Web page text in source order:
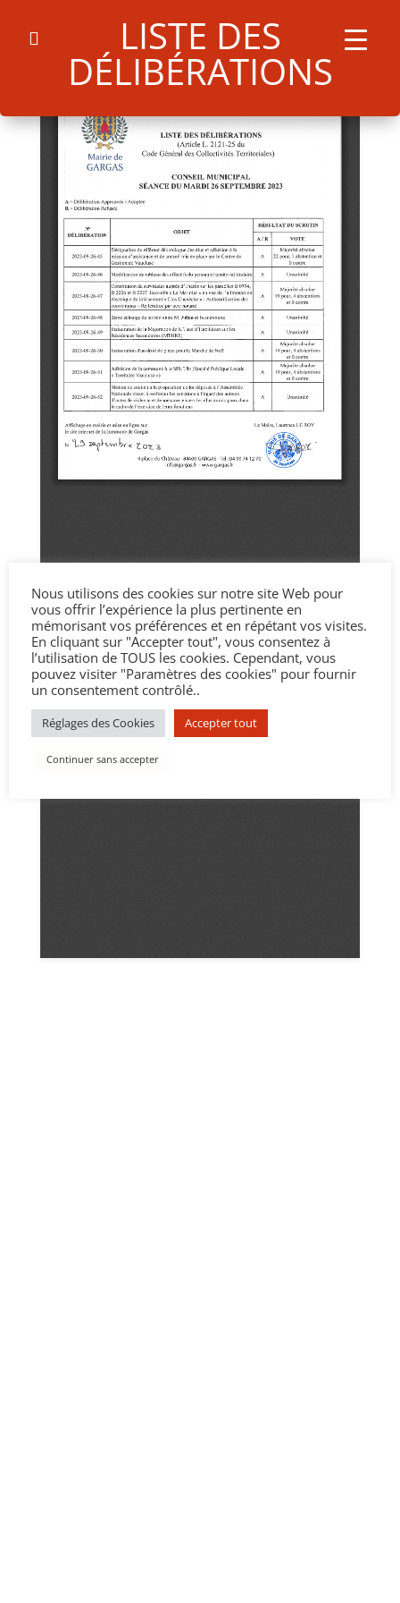
Search
for:
Search Button
LISTE DES
DÉLIBÉRATIONS
Nous utilisons des cookies sur notre site Web pour
vous offrir l’expérience la plus pertinente en
mémorisant vos préférences et en répétant vos visites.
En cliquant sur "Accepter tout", vous consentez à
l’utilisation de TOUS les cookies. Cependant, vous
pouvez visiter "Paramètres des cookies" pour fournir
un consentement contrôlé..
Réglages des Cookies Accepter tout
Continuer sans accepter